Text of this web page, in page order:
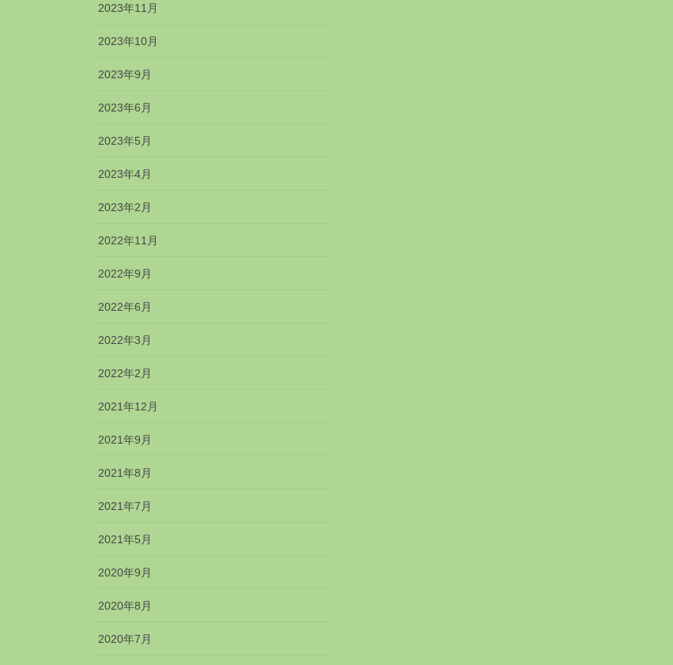
2023年11月
2023年10月
2023年9月
2023年6月
2023年5月
2023年4月
2023年2月
2022年11月
2022年9月
2022年6月
2022年3月
2022年2月
2021年12月
2021年9月
2021年8月
2021年7月
2021年5月
2020年9月
2020年8月
2020年7月